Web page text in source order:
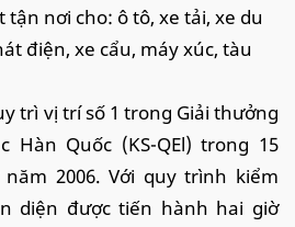
nơi cho: ô tô, xe tải, xe du
điện, xe cẩu, máy xúc, tàu
trì vị trí số 1 trong Giải thưởng
Hàn Quốc (KS-QEl) trong 15
2006. Với quy trình kiểm
diện được tiến hành hai giờ